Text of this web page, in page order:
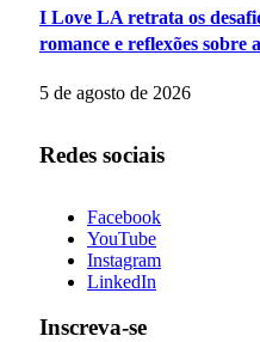
I Love LA retrata os
romance e reflexões sobre
5 de agosto de 2026
Redes sociais
Facebook
YouTube
Instagram
LinkedIn
Inscreva-se